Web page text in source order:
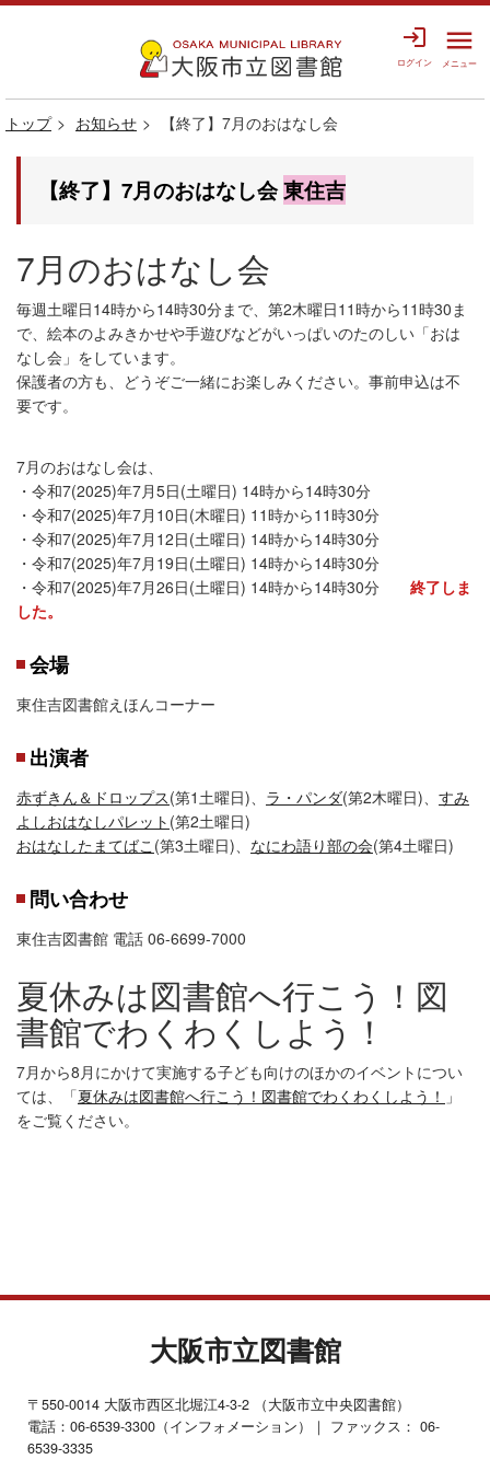
login
ログイン
menu
メニュー
トップ お知らせ 【終了】7月のおはなし会
【終了】7月のおはなし会東住吉
7月のおはなし会
毎週土曜日14時から14時30分まで、第2木曜日11時から11時30ま
で、絵本のよみきかせや手遊びなどがいっぱいのたのしい「おは
なし会」をしています。
保護者の方も、どうぞご一緒にお楽しみください。事前申込は不
要です。
7月のおはなし会は、
・令和7(2025)年7月5日(土曜日) 14時から14時30分
・令和7(2025)年7月10日(木曜日) 11時から11時30分
・令和7(2025)年7月12日(土曜日) 14時から14時30分
・令和7(2025)年7月19日(土曜日) 14時から14時30分
・令和7(2025)年7月26日(土曜日) 14時から14時30分 終了しま
した。
会場
東住吉図書館えほんコーナー
出演者
赤ずきん＆ドロップス(第1土曜日)、 ラ・パンダ(第2木曜日)、 すみ
よしおはなしパレット (第2土曜日)
おはなしたまてばこ (第3土曜日)、 なにわ語り部の会(第4土曜日)
問い合わせ
東住吉図書館 電話 06-6699-7000
夏休みは図書館へ行こう！図
書館でわくわくしよう！
7月から8月にかけて実施する子ども向けのほかのイベントについ
ては、「夏休みは図書館へ行こう！図書館でわくわくしよう！ 」
をご覧ください。
大阪市立図書館
〒550-0014 大阪市西区北堀江4-3-2 （大阪市立中央図書館）
電話：06-6539-3300（インフォメーション）｜ ファックス： 06-
6539-3335